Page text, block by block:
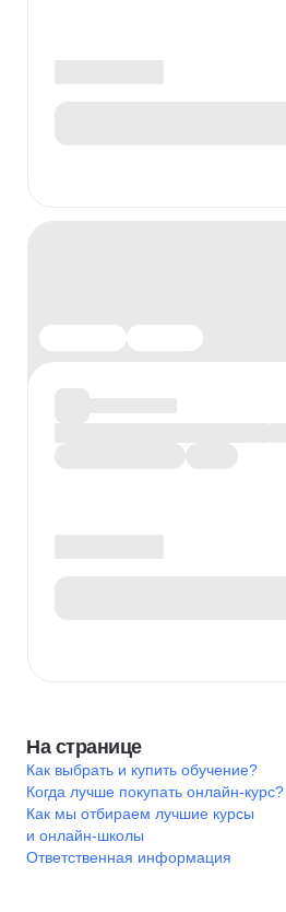
На странице
Как выбрать и купить обучение?
Когда лучше покупать онлайн-курс?
Как мы отбираем лучшие курсы
и онлайн-школы
Ответственная информация